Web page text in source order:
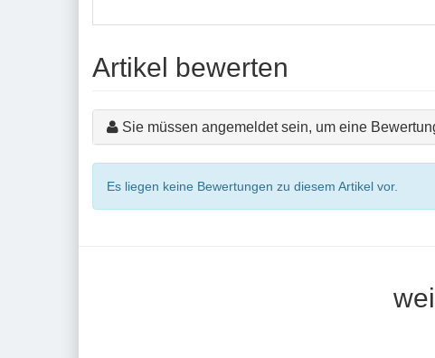
Artikel bewerten
Sie müssen angemeldet sein, um eine
Es liegen keine Bewertungen zu diesem Artikel vor.